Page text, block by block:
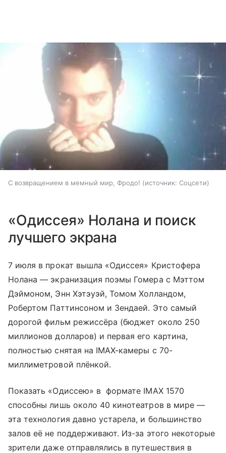
С возвращением в мемный мир, Фродо! источник: Соцсети
«Одиссея» Нолана и поиск
лучшего экрана
7 июля в прокат вышла «Одиссея» Кристофера
Нолана — экранизация поэмы Гомера с Мэттом
Дэймоном, Энн Хэтэуэй, Томом Холландом,
Робертом Паттинсоном и Зендаей. Это самый
дорогой фильм режиссёра (бюджет около 250
миллионов долларов) и первая его картина,
полностью снятая на IMAX-камеры с 70-
миллиметровой плёнкой.
Показать «Одиссею» в формате IMAX 1570
способны лишь около 40 кинотеатров в мире —
эта технология давно устарела, и большинство
залов её не поддерживают. Из-за этого некоторые
зрители даже отправлялись в путешествия в